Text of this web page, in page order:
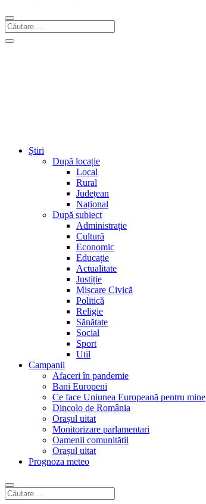
Știri
După locație
Local
Rural
Județean
Național
După subiect
Administrație
Cultură
Economic
Educație
Actualitate
Justiție
Mișcare Civică
Politică
Religie
Sănătate
Social
Sport
Util
Campanii
Afaceri în pandemie
Bani Europeni
Ce face Uniunea Europeană pentru mine
Dincolo de România
Orașul uitat
Monitorizare parlamentari
Oamenii comunității
Orașul uitat
Prognoza meteo